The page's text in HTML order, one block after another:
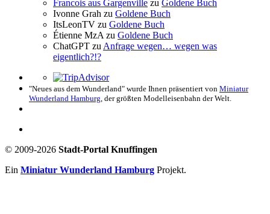
Francois aus Gargenville zu Goldene Buch
Ivonne Grah zu Goldene Buch
ItsLeonTV zu Goldene Buch
Étienne MzA zu Goldene Buch
ChatGPT zu Anfrage wegen… wegen was
eigentlich?!?
"Neues aus dem Wunderland" wurde Ihnen präsentiert von Miniatur
Wunderland Hamburg , der größten Modelleisenbahn der Welt.
© 2009-2026 Stadt-Portal Knuffingen
Ein Miniatur Wunderland Hamburg Projekt.